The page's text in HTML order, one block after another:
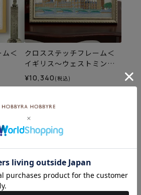
＜
クロスステッチフレーム＜
イギリス～ウェストミンス
ター宮殿～＞
¥10,340 (税込)
リーから探す
キット